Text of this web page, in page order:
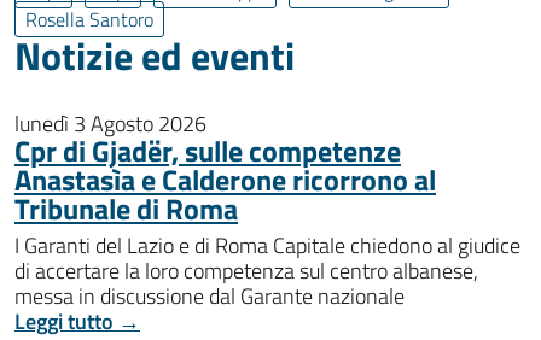
Rosella Santoro
Notizie ed eventi
lunedì 3 Agosto 2026
Cpr di Gjadër, sulle competenze
Anastasìa e Calderone ricorrono al
Tribunale di Roma
I Garanti del Lazio e di Roma Capitale chiedono al giudice
di accertare la loro competenza sul centro albanese,
messa in discussione dal Garante nazionale
Leggi tutto →